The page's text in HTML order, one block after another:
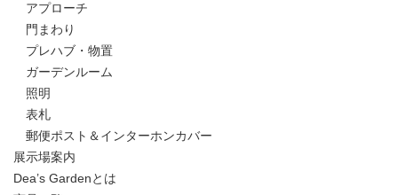
アプローチ
門まわり
プレハブ・物置
ガーデンルーム
照明
表札
郵便ポスト＆インターホンカバー
展示場案内
Dea’s Gardenとは